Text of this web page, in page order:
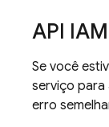
API
Se você
serviço para
erro